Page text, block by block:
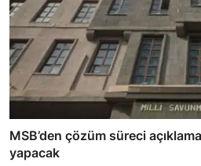
MSB’den çözüm süreci
yapacak